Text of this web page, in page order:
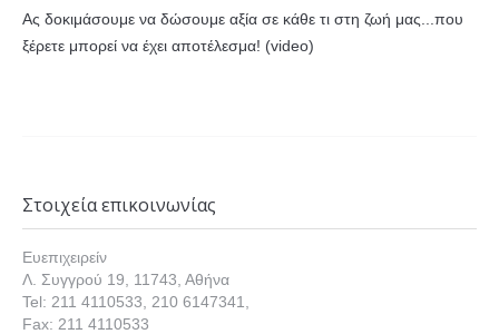
Ας δοκιμάσουμε να δώσουμε αξία σε κάθε τι στη ζωή μας...που
ξέρετε μπορεί να έχει αποτέλεσμα! (video)
Στοιχεία επικοινωνίας
Ευεπιχειρείν
Λ. Συγγρού 19, 11743, Αθήνα
Tel: 211 4110533, 210 6147341,
Fax: 211 4110533